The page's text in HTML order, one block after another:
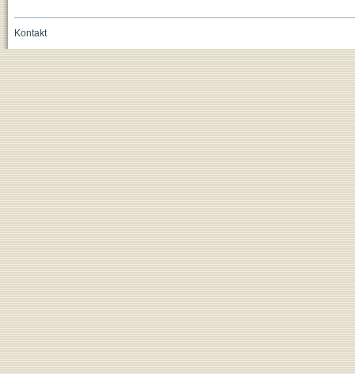
Kontakt